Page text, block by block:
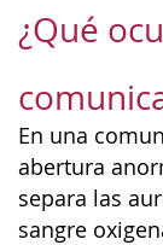
¿Qué
En una
abertura
separa las
sangre